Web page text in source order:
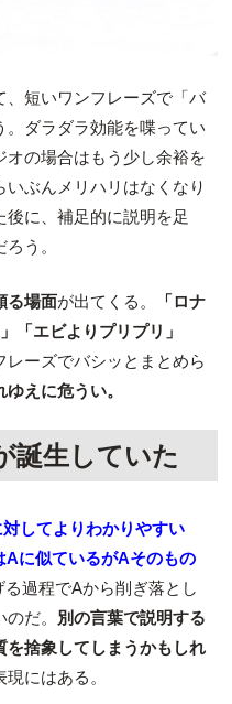
、短いワンフレーズで「バ
。ダラダラ効能を喋ってい
オの場合はもう少し余裕を
ぶんメリハリはなくなり
に、補足的に説明を足
う。
る場面が出てくる。
「ロナ
「エビよりプリプリ」
ーズでバシッとまとめら
ゆえに危うい。
誕生していた
してよりわかりやすい
Aに似ているがAそのもの
過程でAから削ぎ落とし
だ。 別の言葉で説明する
を捨象してしまうかもしれ
にはある。